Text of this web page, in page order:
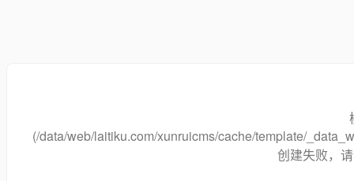
(/data/web/laitiku.com/xunruicms/cache/template/
创建失败，